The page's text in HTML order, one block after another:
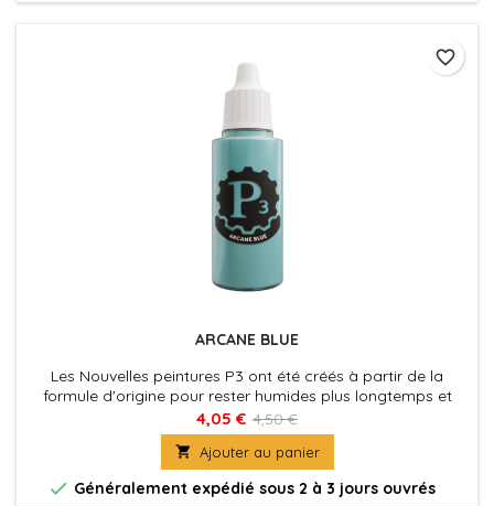
ARCANE BLUE
Les Nouvelles peintures P3 ont été créés à partir de la
formule d'origine pour rester humides plus longtemps et
permettre aux peintres de travailler les couleurs plus
facilement sur les figurines. La nouvelle formule des P3 à été
également optimisé au niveau de la charge pigmentaire
afin d'obtenir des couleurs riches et éclatantes, sans perdre
la...
4,05 € 4,50 €
 Ajouter au panier
 Généralement expédié sous 2 à 3 jours ouvrés
favorite_border